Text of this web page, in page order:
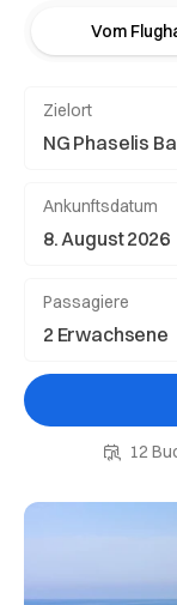
Vom
Zielort
Ankunftsdatum
Passagiere
12